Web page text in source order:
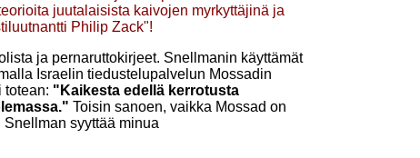
juutalaisista kaivojen myrkyttäjinä ja
Philip Zack"!
ja pernaruttokirjeet. Snellmanin käyttämät
Israelin tiedustelupalvelun Mossadin
totean: "Kaikesta edellä kerrotusta
Toisin sanoen, vaikka Mossad on
syyttää minua